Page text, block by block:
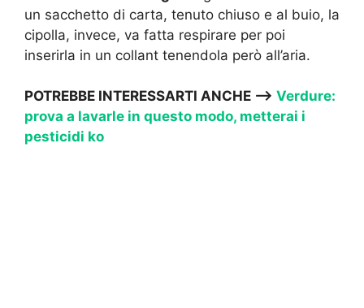
un sacchetto di carta, tenuto chiuso e al buio, la
cipolla, invece, va fatta respirare per poi
inserirla in un collant tenendola però all’aria.
POTREBBE INTERESSARTI ANCHE — Verdure:
prova a lavarle in questo modo, metterai i
pesticidi ko